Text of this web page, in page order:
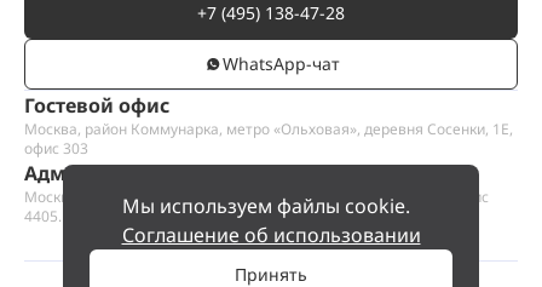
Мы используем файлы cookie.
Соглашение об использовании
Принять
Гостевой офис
Москва, район Коммунарка, метро «Ольховая», деревня Сосенки, 1Е,
офис 303
Административный офис
Москва, Пресненская набережная 12, Москва-сити, этаж 44, офис
4405.1
+7 (495) 138-47-28
WhatsАpp-чат